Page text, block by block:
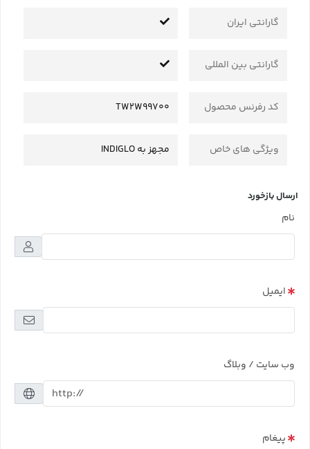
گارانتی ایران
گارانتی بین المللی
کد رفرنس محصول TW2W99700
ویژگی های خاص مجهز به INDIGLO
ارسال بازخورد
نام
ایمیل
وب سایت / وبلاگ
پیغام